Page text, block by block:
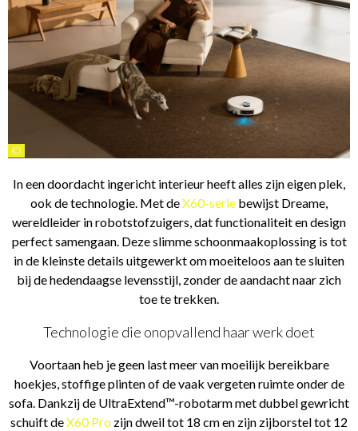
©
In een doordacht ingericht interieur heeft alles zijn eigen plek,
ook de technologie. Met deX60-serie bewijst Dreame,
wereldleider in robotstofzuigers, dat functionaliteit en design
perfect samengaan. Deze slimme schoonmaakoplossing is tot
in de kleinste details uitgewerkt om moeiteloos aan te sluiten
bij de hedendaagse levensstijl, zonder de aandacht naar zich
toe te trekken.
Technologie die onopvallend haar werk doet
Voortaan heb je geen last meer van moeilijk bereikbare
hoekjes, stoffige plinten of de vaak vergeten ruimte onder de
sofa. Dankzij de UltraExtend™-robotarm met dubbel gewricht
schuift deX60 Pro zijn dweil tot 18 cm en zijn zijborstel tot 12